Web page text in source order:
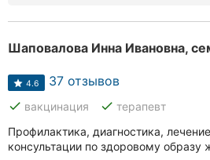
Шаповалова Инна Ивановна,
4.6 37 отзывов
done вакцинация done терапевт
Профилактика, диагностика,
консультации по здоровому образу